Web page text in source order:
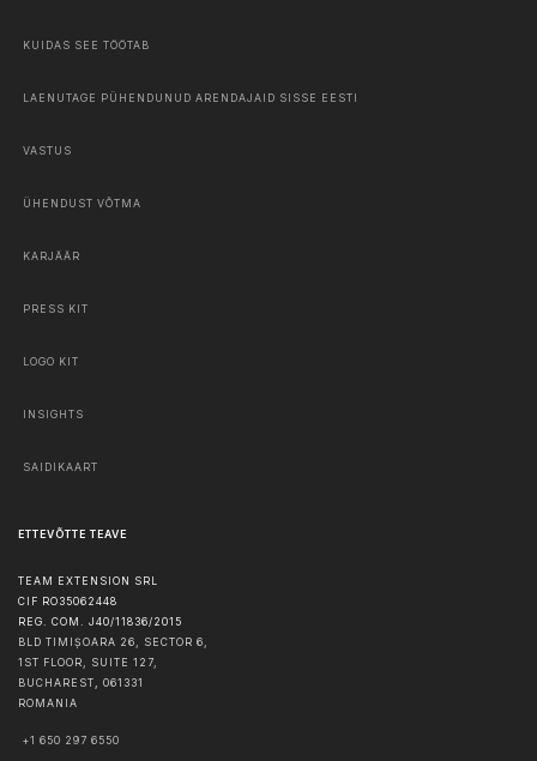
KUIDAS SEE TÖÖTAB
LAENUTAGE PÜHENDUNUD ARENDAJAID SISSE EESTI
VASTUS
ÜHENDUST VÕTMA
KARJÄÄR
PRESS KIT
LOGO KIT
INSIGHTS
SAIDIKAART
ETTEVÕTTE TEAVE
TEAM EXTENSION SRL
CIF RO35062448
REG. COM. J40/11836/2015
BLD TIMIȘOARA 26, SECTOR 6,
1ST FLOOR, SUITE 127,
BUCHAREST, 061331
ROMANIA
+1 650 297 6550